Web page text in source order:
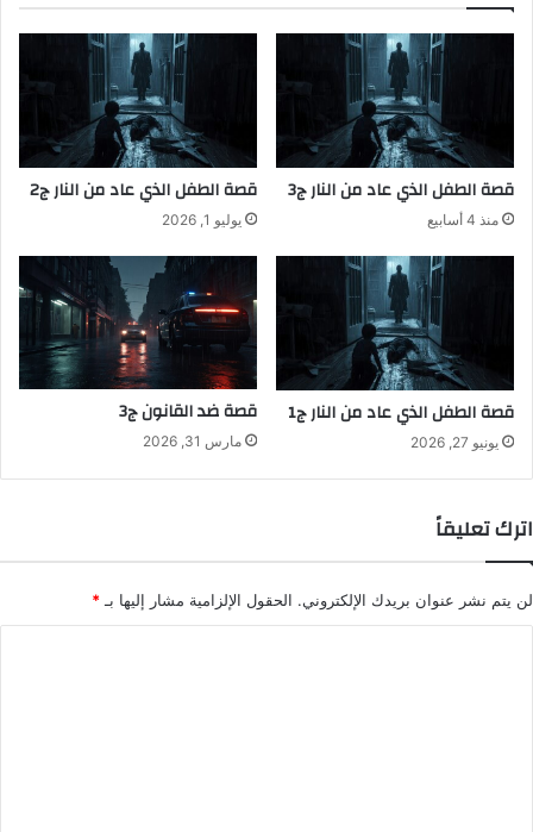
قصة الطفل الذي عاد من النار ج3
منذ 4 أسابيع
قصة الطفل الذي عاد من النار ج2
يوليو 1, 2026
قصة الطفل الذي عاد من النار ج1
يونيو 27, 2026
قصة ضد القانون ج3
مارس 31, 2026
اترك تعليقاً
لن يتم نشر عنوان بريدك الإلكتروني. الحقول الإلزامية مشار إليها بـ *